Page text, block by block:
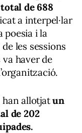
de 688
a interpel·lar
poesia i la
les sessions
haver de
han allotjatun
de 202